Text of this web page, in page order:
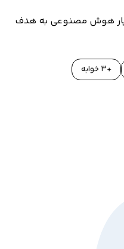
هوش مصنوعی به هدف
+۳ خوابه